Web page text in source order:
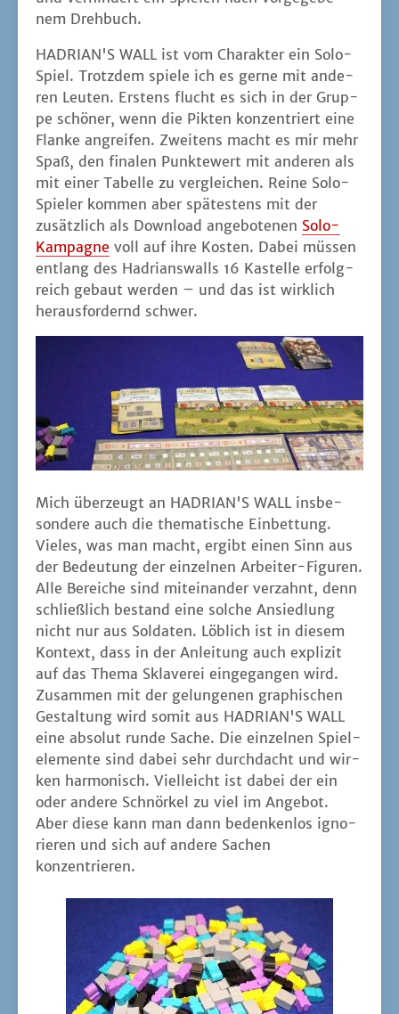
nem Drehbuch.
HADRIAN'S WALL ist vom Cha­rak­ter ein Solo-
Spiel. Trotz­dem spie­le ich es ger­ne mit ande­
ren Leu­ten. Ers­tens flucht es sich in der Grup­
pe schö­ner, wenn die Pik­ten kon­zen­triert eine
Flan­ke angrei­fen. Zwei­tens macht es mir mehr
Spaß, den fina­len Punk­te­wert mit ande­ren als
mit einer Tabel­le zu ver­glei­chen. Rei­ne Solo-
Spie­ler kom­men aber spä­tes­tens mit der
zusätz­lich als Down­load ange­bo­te­nen Solo-
Kam­pa­gne voll auf ihre Kos­ten. Dabei müs­sen
ent­lang des Hadri­ans­walls 16 Kas­tel­le erfolg­
reich gebaut wer­den – und das ist wirk­lich
her­aus­for­dernd schwer.
Mich über­zeugt an HADRIAN'S WALL ins­be­
son­de­re auch die the­ma­ti­sche Ein­bet­tung.
Vie­les, was man macht, ergibt einen Sinn aus
der Bedeu­tung der ein­zel­nen Arbei­ter-Figu­ren.
Alle Berei­che sind mit­ein­an­der ver­zahnt, denn
schließ­lich bestand eine sol­che Ansied­lung
nicht nur aus Sol­da­ten. Löb­lich ist in die­sem
Kon­text, dass in der Anlei­tung auch expli­zit
auf das The­ma Skla­ve­rei ein­ge­gan­gen wird.
Zusam­men mit der gelun­ge­nen gra­phi­schen
Gestal­tung wird somit aus HADRIAN'S WALL
eine abso­lut run­de Sache. Die ein­zel­nen Spiel­
ele­men­te sind dabei sehr durch­dacht und wir­
ken har­mo­nisch. Viel­leicht ist dabei der ein
oder ande­re Schnör­kel zu viel im Ange­bot.
Aber die­se kann man dann beden­ken­los igno­
rie­ren und sich auf ande­re Sachen
konzentrieren.